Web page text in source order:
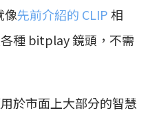
像先前介紹的 CLIP相
種 bitplay 鏡頭，不需
於市面上大部分的智慧